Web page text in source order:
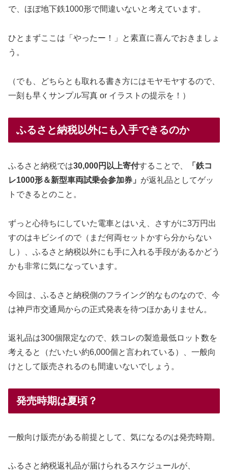
で、ほぼ地下鉄1000形で間違いないと考えています。
ひとまずここは「やったー！」と素直に喜んでおきましょ
う。
（でも、どちらとも取れる書き方にはモヤモヤするので、
一刻も早くサンプル写真 or イラストの提示を！）
ふるさと納税以外にも入手できるのか
ふるさと納税では30,000円以上寄付することで、
「鉄コ
レ1000形＆新型車両試乗会参加券」 が返礼品としてゲッ
トできるとのこと。
ずっと心待ちにしていた電車とはいえ、さすがに3万円出
すのはキビシイので（まだ何両セットかすら分からない
し）、ふるさと納税以外にも手に入れる手段があるかどう
かも非常に気になっています。
今回は、ふるさと納税側のフライング的なものなので、今
は神戸市交通局からの正式発表を待つほかありません。
返礼品は300個限定なので、鉄コレの製造最低ロット数を
考えると（だいたい約6,000個と言われている）、一般向
けとして販売されるのも間違いないでしょう。
発売時期は夏頃？
一般向け販売がある前提として、気になるのは発売時期。
ふるさと納税返礼品が届けられるスケジュールが、